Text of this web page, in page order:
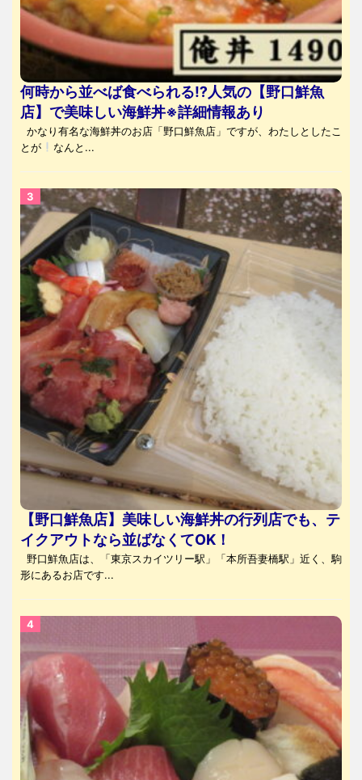
何時から並べば食べられる⁉人気の【野口鮮魚
店】で美味しい海鮮丼※詳細情報あり
かなり有名な海鮮丼のお店「野口鮮魚店」ですが、わたしとしたこ
とが
なんと...
【野口鮮魚店】美味しい海鮮丼の行列店でも、テ
イクアウトなら並ばなくてOK！
野口鮮魚店は、「東京スカイツリー駅」「本所吾妻橋駅」近く、駒
形にあるお店です...